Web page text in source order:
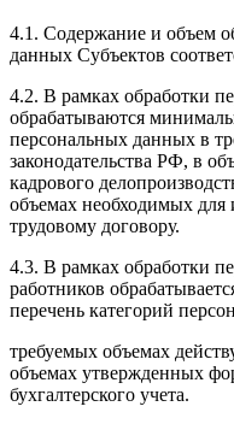
4.1. Содержание и объем
данных Субъектов
4.2. В рамках обработки
обрабатываются
персональных данных в
законодательства РФ, в
кадрового
объемах необходимых для
трудовому договору.
4.3. В рамках обработки
работников
перечень категорий
требуемых объемах
объемах утвержденных
бухгалтерского учета.